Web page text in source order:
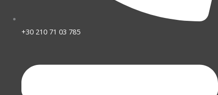
+30 210 71 03 785